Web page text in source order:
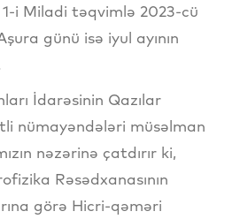
1-i Miladi təqvimlə 2023-cü
günü isə iyul ayının
İdarəsinin Qazılar
nümayəndələri müsəlman
nəzərinə çatdırır ki,
Rəsədxanasının
görə Hicri-qəməri